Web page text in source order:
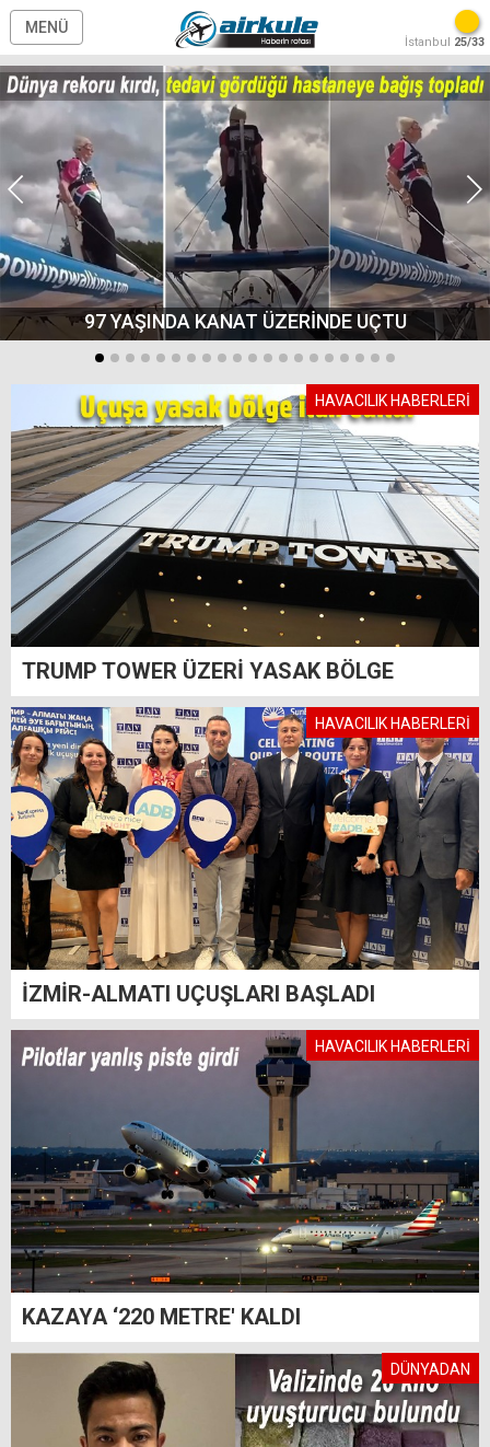
MENÜ
İstanbul 25/33
97 YAŞINDA KANAT ÜZERİNDE UÇTU
HAVACILIK HABERLERİ
TRUMP TOWER ÜZERİ YASAK BÖLGE
HAVACILIK HABERLERİ
İZMİR-ALMATI UÇUŞLARI BAŞLADI
HAVACILIK HABERLERİ
KAZAYA ‘220 METRE' KALDI
DÜNYADAN